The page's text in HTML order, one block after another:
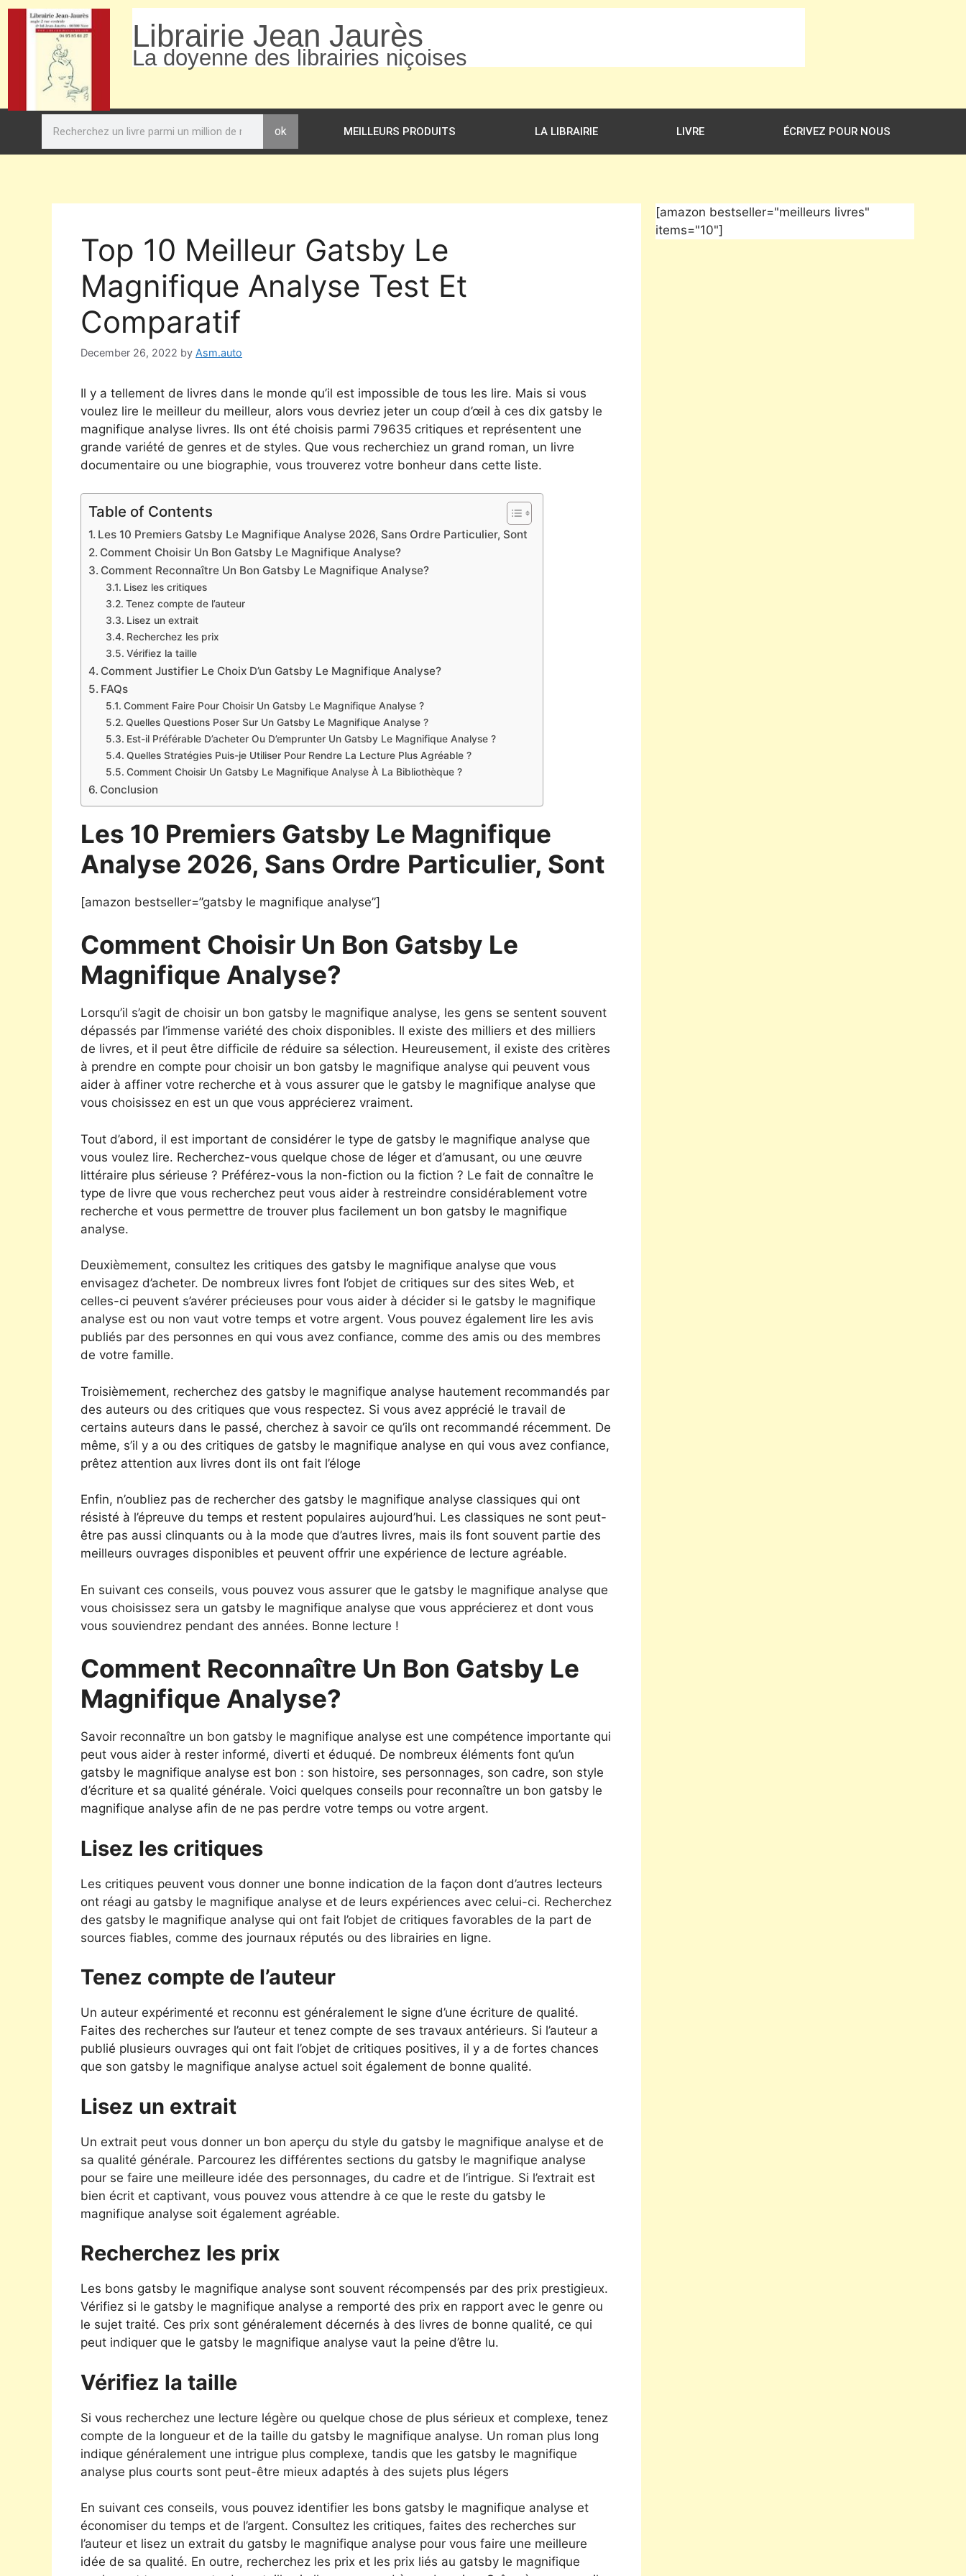
Librairie Jean Jaurès
La doyenne des librairies niçoises
ok MEILLEURS PRODUITS LA LIBRAIRIE LIVRE ÉCRIVEZ POUR NOUS
Top 10 Meilleur Gatsby Le
Magnifique Analyse Test Et
Comparatif
December 26, 2022 by Asm.auto
Il y a tellement de livres dans le monde qu’il est impossible de tous les lire. Mais si vous
voulez lire le meilleur du meilleur, alors vous devriez jeter un coup d’œil à ces dix gatsby le
magnifique analyse livres. Ils ont été choisis parmi 79635 critiques et représentent une
grande variété de genres et de styles. Que vous recherchiez un grand roman, un livre
documentaire ou une biographie, vous trouverez votre bonheur dans cette liste.
Table of Contents
Les 10 Premiers Gatsby Le Magnifique Analyse 2026, Sans Ordre Particulier, Sont
Comment Choisir Un Bon Gatsby Le Magnifique Analyse?
Comment Reconnaître Un Bon Gatsby Le Magnifique Analyse?
Lisez les critiques
Tenez compte de l’auteur
Lisez un extrait
Recherchez les prix
Vérifiez la taille
Comment Justifier Le Choix D’un Gatsby Le Magnifique Analyse?
FAQs
Comment Faire Pour Choisir Un Gatsby Le Magnifique Analyse ?
Quelles Questions Poser Sur Un Gatsby Le Magnifique Analyse ?
Est-il Préférable D’acheter Ou D’emprunter Un Gatsby Le Magnifique Analyse ?
Quelles Stratégies Puis-je Utiliser Pour Rendre La Lecture Plus Agréable ?
Comment Choisir Un Gatsby Le Magnifique Analyse À La Bibliothèque ?
Conclusion
Les 10 Premiers Gatsby Le Magnifique
Analyse 2026, Sans Ordre Particulier, Sont
[amazon bestseller=”gatsby le magnifique analyse”]
Comment Choisir Un Bon Gatsby Le
Magnifique Analyse?
Lorsqu’il s’agit de choisir un bon gatsby le magnifique analyse, les gens se sentent souvent
dépassés par l’immense variété des choix disponibles. Il existe des milliers et des milliers
de livres, et il peut être difficile de réduire sa sélection. Heureusement, il existe des critères
à prendre en compte pour choisir un bon gatsby le magnifique analyse qui peuvent vous
aider à affiner votre recherche et à vous assurer que le gatsby le magnifique analyse que
vous choisissez en est un que vous apprécierez vraiment.
Tout d’abord, il est important de considérer le type de gatsby le magnifique analyse que
vous voulez lire. Recherchez-vous quelque chose de léger et d’amusant, ou une œuvre
littéraire plus sérieuse ? Préférez-vous la non-fiction ou la fiction ? Le fait de connaître le
type de livre que vous recherchez peut vous aider à restreindre considérablement votre
recherche et vous permettre de trouver plus facilement un bon gatsby le magnifique
analyse.
Deuxièmement, consultez les critiques des gatsby le magnifique analyse que vous
envisagez d’acheter. De nombreux livres font l’objet de critiques sur des sites Web, et
celles-ci peuvent s’avérer précieuses pour vous aider à décider si le gatsby le magnifique
analyse est ou non vaut votre temps et votre argent. Vous pouvez également lire les avis
publiés par des personnes en qui vous avez confiance, comme des amis ou des membres
de votre famille.
Troisièmement, recherchez des gatsby le magnifique analyse hautement recommandés par
des auteurs ou des critiques que vous respectez. Si vous avez apprécié le travail de
certains auteurs dans le passé, cherchez à savoir ce qu’ils ont recommandé récemment. De
même, s’il y a ou des critiques de gatsby le magnifique analyse en qui vous avez confiance,
prêtez attention aux livres dont ils ont fait l’éloge
Enfin, n’oubliez pas de rechercher des gatsby le magnifique analyse classiques qui ont
résisté à l’épreuve du temps et restent populaires aujourd’hui. Les classiques ne sont peut-
être pas aussi clinquants ou à la mode que d’autres livres, mais ils font souvent partie des
meilleurs ouvrages disponibles et peuvent offrir une expérience de lecture agréable.
En suivant ces conseils, vous pouvez vous assurer que le gatsby le magnifique analyse que
vous choisissez sera un gatsby le magnifique analyse que vous apprécierez et dont vous
vous souviendrez pendant des années. Bonne lecture !
Comment Reconnaître Un Bon Gatsby Le
Magnifique Analyse?
Savoir reconnaître un bon gatsby le magnifique analyse est une compétence importante qui
peut vous aider à rester informé, diverti et éduqué. De nombreux éléments font qu’un
gatsby le magnifique analyse est bon : son histoire, ses personnages, son cadre, son style
d’écriture et sa qualité générale. Voici quelques conseils pour reconnaître un bon gatsby le
magnifique analyse afin de ne pas perdre votre temps ou votre argent.
Lisez les critiques
Les critiques peuvent vous donner une bonne indication de la façon dont d’autres lecteurs
ont réagi au gatsby le magnifique analyse et de leurs expériences avec celui-ci. Recherchez
des gatsby le magnifique analyse qui ont fait l’objet de critiques favorables de la part de
sources fiables, comme des journaux réputés ou des librairies en ligne.
Tenez compte de l’auteur
Un auteur expérimenté et reconnu est généralement le signe d’une écriture de qualité.
Faites des recherches sur l’auteur et tenez compte de ses travaux antérieurs. Si l’auteur a
publié plusieurs ouvrages qui ont fait l’objet de critiques positives, il y a de fortes chances
que son gatsby le magnifique analyse actuel soit également de bonne qualité.
Lisez un extrait
Un extrait peut vous donner un bon aperçu du style du gatsby le magnifique analyse et de
sa qualité générale. Parcourez les différentes sections du gatsby le magnifique analyse
pour se faire une meilleure idée des personnages, du cadre et de l’intrigue. Si l’extrait est
bien écrit et captivant, vous pouvez vous attendre à ce que le reste du gatsby le
magnifique analyse soit également agréable.
Recherchez les prix
Les bons gatsby le magnifique analyse sont souvent récompensés par des prix prestigieux.
Vérifiez si le gatsby le magnifique analyse a remporté des prix en rapport avec le genre ou
le sujet traité. Ces prix sont généralement décernés à des livres de bonne qualité, ce qui
peut indiquer que le gatsby le magnifique analyse vaut la peine d’être lu.
Vérifiez la taille
Si vous recherchez une lecture légère ou quelque chose de plus sérieux et complexe, tenez
compte de la longueur et de la taille du gatsby le magnifique analyse. Un roman plus long
indique généralement une intrigue plus complexe, tandis que les gatsby le magnifique
analyse plus courts sont peut-être mieux adaptés à des sujets plus légers
En suivant ces conseils, vous pouvez identifier les bons gatsby le magnifique analyse et
économiser du temps et de l’argent. Consultez les critiques, faites des recherches sur
l’auteur et lisez un extrait du gatsby le magnifique analyse pour vous faire une meilleure
idée de sa qualité. En outre, recherchez les prix et les prix liés au gatsby le magnifique
[amazon bestseller="meilleurs livres"
items="10"]